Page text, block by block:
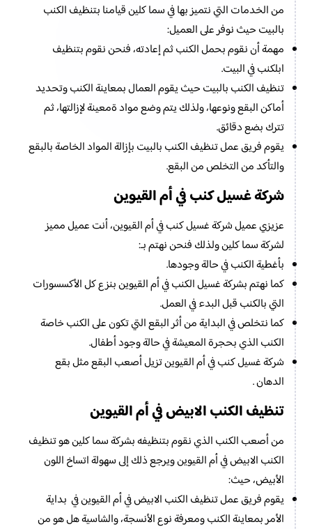
من الخدمات التي نتميز بها في سما كلين قيامنا بتنظيف الكنب
بالبيت حيث نوفر على العميل:
مهمة أن نقوم بحمل الكنب ثم إعادته، فنحن نقوم بتنظيف
ابلكنب في البيت.
تنظيف الكنب بالبيت حيث يقوم العمال بمعاينة الكنب وتحديد
أماكن البقع ونوعها، ولذلك يتم وضع مواد ةمعينة لإزالتها، ثم
تترك بضع دقائق.
يقوم فريق عمل تنظيف الكنب بالبيت بإزالة المواد الخاصة بالبقع
والتأكد من التخلص من البقع.
شركة غسيل كنب في أم القيوين
عزيزي عميل شركة غسيل كنب في أم القيوين، أنت عميل مميز
لشركة سما كلين ولذلك فنحن نهتم بـ:
بأغطية الكنب في حالة وجودها.
كما نهتم بشركة غسيل الكنب في أم القيوين بنزع كل الأكسسورات
التي بالكنب قبل البدء في العمل.
كما نتخلص في البداية من أثر البقع التي تكون على الكنب خاصة
الكنب الذي بحجرة المعيشة في حالة وجود أطفال.
شركة غسيل كنب في أم القيوين تزيل أصعب البقع مثل بقع
الدهان .
تنظيف الكنب الابيض في أم القيوين
من أصعب الكنب الذي نقوم بتنظيفه بشركة سما كلين هو تنظيف
الكنب الابيض في أم القيوين ويرجع ذلك إلى سهولة اتساخ اللون
الأبيض، حيث:
يقوم فريق عمل تنظيف الكنب الابيض في أم القيوين في بداية
الأمر بمعاينة الكنب ومعرفة نوع الأنسجة، والشاسية هل هو من